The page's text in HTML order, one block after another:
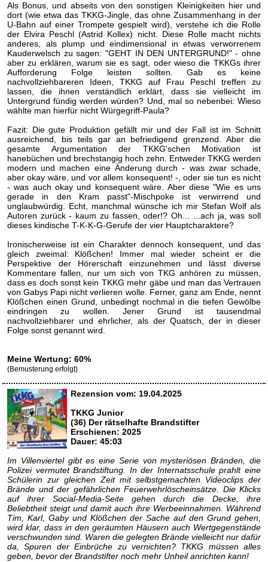
Als Bonus, und abseits von den sonstigen Kleinigkeiten hier und
dort (wie etwa das TKKG-Jingle, das ohne Zusammenhang in der
U-Bahn auf einer Trompete gespielt wird), verstehe ich die Rolle
der Elvira Peschl (Astrid Kollex) nicht. Diese Rolle macht nichts
anderes, als plump und eindimensional in etwas verworrenem
Kauderwelsch zu sagen: "GEHT IN DEN UNTERGRUND!" - ohne
aber zu erklären, warum sie es sagt, oder wieso die TKKGs ihrer
Aufforderung Folge leisten sollten. Gab es keine
nachvollziehbareren Ideen, TKKG auf Frau Peschl treffen zu
lassen, die ihnen verständlich erklärt, dass sie vielleicht im
Untergrund fündig werden würden? Und, mal so nebenbei: Wieso
wählte man hierfür nicht Würgegriff-Paula?
Fazit: Die gute Produktion gefällt mir und der Fall ist im Schnitt
ausreichend, bis teils gar an befriedigend grenzend. Aber die
gesamte Argumentation der TKKG'schen Motivation ist
hanebüchen und brechstangig hoch zehn. Entweder TKKG werden
modern und machen eine Änderung durch - was zwar schade,
aber okay wäre, und vor allem konsequent! -, oder sie tun es nicht
- was auch okay und konsequent wäre. Aber diese "Wie es uns
gerade in den Kram passt"-Mischpoke ist verwirrend und
unglaubwürdig. Echt, manchmal wünsche ich mir Stefan Wolf als
Autoren zurück - kaum zu fassen, oder!? Oh... ...ach ja, was soll
dieses kindische T-K-K-G-Gerufe der vier Hauptcharaktere?
Ironischerweise ist ein Charakter dennoch konsequent, und das
gleich zweimal: Klößchen! Immer mal wieder scheint er die
Perspektive der Hörerschaft einzunehmen und lässt diverse
Kommentare fallen, nur um sich von TKG anhören zu müssen,
dass es doch sonst kein TKKG mehr gäbe und man das Vertrauen
von Gabys Papi nicht verlieren wolle. Ferner, ganz am Ende, nennt
Klößchen einen Grund, unbedingt nochmal in die tiefen Gewölbe
eindringen zu wollen. Jener Grund ist tausendmal
nachvollziehbarer und ehrlicher, als der Quatsch, der in dieser
Folge sonst genannt wird.
Meine Wertung: 60%
(Bemusterung erfolgt)
Rezension vom: 19.04.2025
TKKG Junior
(36) Der rätselhafte Brandstifter
Erschienen: 2025
Dauer: 45:03
Im Villenviertel gibt es eine Serie von mysteriösen Bränden, die
Polizei vermutet Brandstiftung. In der Internatsschule prahlt eine
Schülerin zur gleichen Zeit mit selbstgemachten Videoclips der
Brände und der gefährlichen Feuerwehrlöscheinsätze. Die Klicks
auf ihrer Social-Media-Seite gehen durch die Decke, ihre
Beliebtheit steigt und damit auch ihre Werbeeinnahmen. Während
Tim, Karl, Gaby und Klößchen der Sache auf den Grund gehen,
wird klar, dass in den geräumten Häusern auch Wertgegenstände
verschwunden sind. Waren die gelegten Brände vielleicht nur dafür
da, Spuren der Einbrüche zu vernichten? TKKG müssen alles
geben, bevor der Brandstifter noch mehr Unheil anrichten kann!